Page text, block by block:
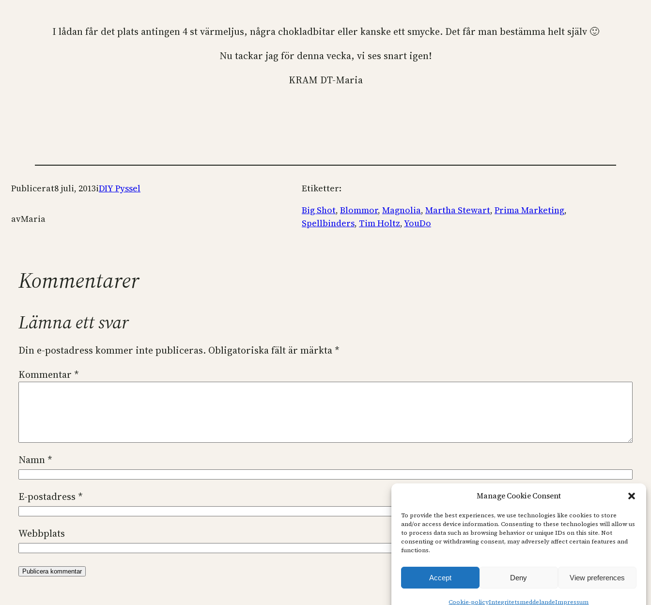
Manage Cookie Consent
To provide the best experiences, we use technologies like cookies to store
and/or access device information. Consenting to these technologies will allow us
to process data such as browsing behavior or unique IDs on this site. Not
consenting or withdrawing consent, may adversely affect certain features and
functions.
Accept Deny View preferences
Cookie-policyIntegritetsmeddelandeImpressum
I lådan får det plats antingen 4 st värmeljus, några chokladbitar eller kanske ett smycke. Det får man bestämma helt själv 🙂
Nu tackar jag för denna vecka, vi ses snart igen!
KRAM DT-Maria
Publicerat8 juli, 2013iDIY Pyssel
avMaria
Etiketter:
Big Shot, Blommor, Magnolia, Martha Stewart, Prima Marketing
Spellbinders, Tim Holtz, YouDo
Kommentarer
Lämna ett svar
Din e-postadress kommer inte publiceras. Obligatoriska fält är märkta *
Kommentar *
Namn *
E-postadress *
Webbplats